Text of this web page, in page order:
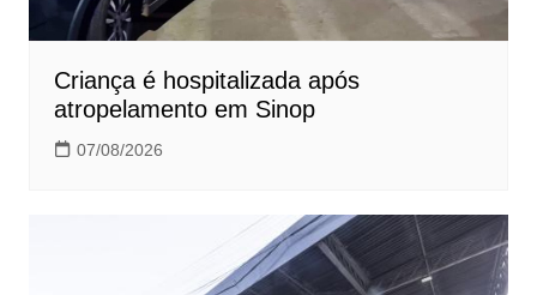
Criança é hospitalizada após
atropelamento em Sinop
07/08/2026